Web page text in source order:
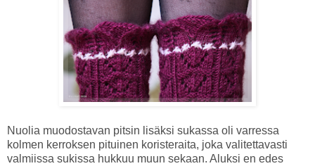
Nuolia muodostavan pitsin lisäksi sukassa oli varressa
kolmen kerroksen pituinen koristeraita, joka valitettavasti
valmiissa sukissa hukkuu muun sekaan. Aluksi en edes